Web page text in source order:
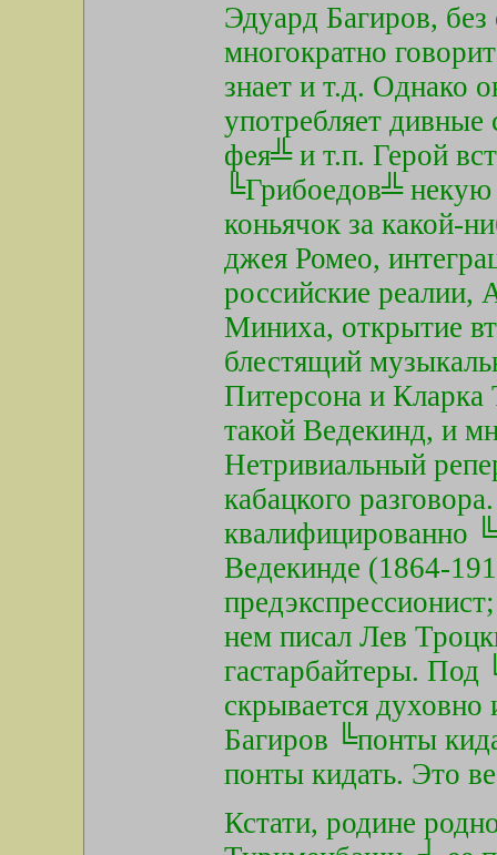
Эдуард Багиров,
многократно
знает и т.д. Однако
употребляет
фея╩ и т.п. Герой
╚Грибоедов╩
коньячок за какой-
джея Ромео,
российские реалии,
Миниха, открытие
блестящий
Питерсона и Кларка
такой Ведекинд, и
Нетривиальный
кабацкого
квалифицированно
Ведекинде (1864-
нем писал Лев
гастарбайтеры. Под
скрывается
Багиров ╚понты
понты кидать. Это
Кстати, родине